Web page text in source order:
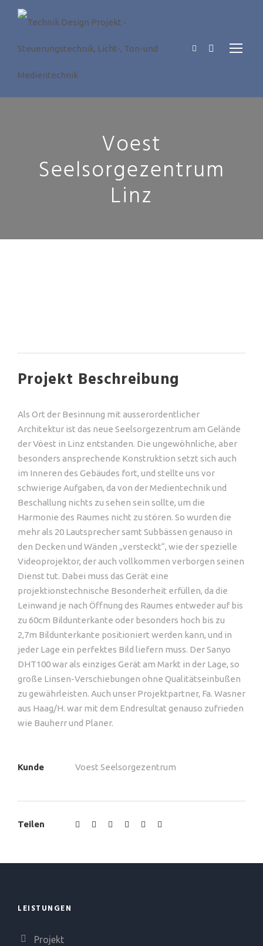
Voest
Seelsorgezentrum
Linz
Projekt Beschreibung
Als Ort der Besinnung mit ausserordentlicher
Architektur ist das neue Seelsorgezentrum am Gelände
der Vöest in Linz entstanden. Die ungewöhnliche, aber
besonders ansprechende Konstruktion setzt sich auch
im Inneren des Gebäudes fort, und stellte uns vor
schwierige Aufgaben, da von der Medientechnik und
Beschallung nichts zu sehen sein sollte, um die
Harmonie des Raumes nicht zu stören. So wurden die
mehr als 20 Lautsprecher samt Subbässen genauso in
den Decken und Wänden „versteckt“, wie der spezielle
Videoprojektor, der auch vollkommen verborgen seinen
Dienst tut. Dabei muss das Gerät eine
projektionstechnische Besonderheit erfüllen, da die
Leinwand je nach Öffnung des Raumes entweder auf bis
zu 60cm Bildunterkante oder besonders hoch bis zu
2,7m Bildunterkante positioniert werden kann, und in
jeder Lage ein perfektes Bild liefern muss. Der Sanyo
DHT100 war als einziges Gerät am Markt in der Lage, so
große Linsen-Verschiebungen ohne Qualitätseinbußen
zu gewährleisten. Auch unser Projektpartner, Fa. Wasner
aus Haag/H. war mit dem Endresultat genauso zufrieden
wie Bauherr und Planer.
Kunde Voest Seelsorgezentrum
Teilen
LEISTUNGEN
Projekt